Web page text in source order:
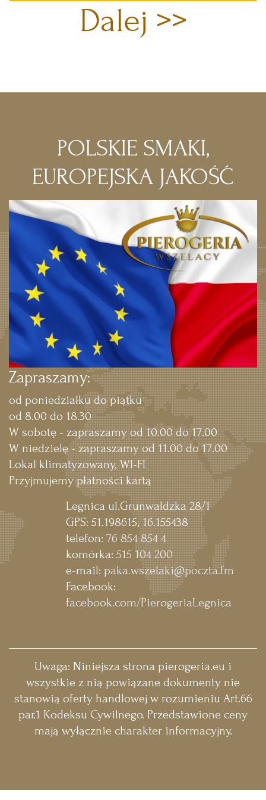
Dalej >>
POLSKIE SMAKI,
EUROPEJSKA JAKOŚĆ
Zapraszamy:
od poniedziałku do piątku
od 8.00 do 18.30
W sobotę - zapraszamy od 10.00 do 17.00
W niedzielę - zapraszamy od 11.00 do 17.00
Lokal klimatyzowany, WI-FI
Przyjmujemy płatności kartą
Legnica ul.Grunwaldzka 28/1
GPS: 51.198615, 16.155438
telefon: 76 854 854 4
komórka: 515 104 200
e-mail: paka.wszelaki@poczta.fm
Facebook:
facebook.com/PierogeriaLegnica
Uwaga: Niniejsza strona pierogeria.eu i
wszystkie z nią powiązane dokumenty nie
stanowią oferty handlowej w rozumieniu Art.66
par.1 Kodeksu Cywilnego. Przedstawione ceny
mają wyłącznie charakter informacyjny.